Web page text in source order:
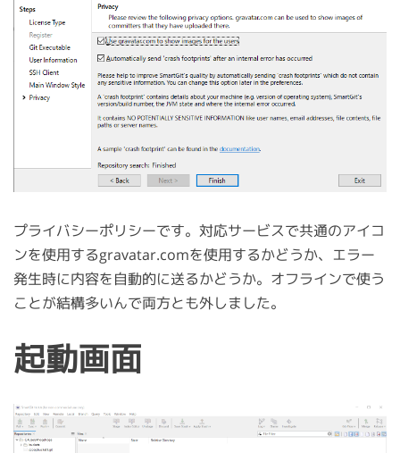
プライバシーポリシーです。対応サービスで共通のアイコ
ンを使用するgravatar.comを使用するかどうか、エラー
発生時に内容を自動的に送るかどうか。オフラインで使う
ことが結構多いんで両方とも外しました。
起動画面